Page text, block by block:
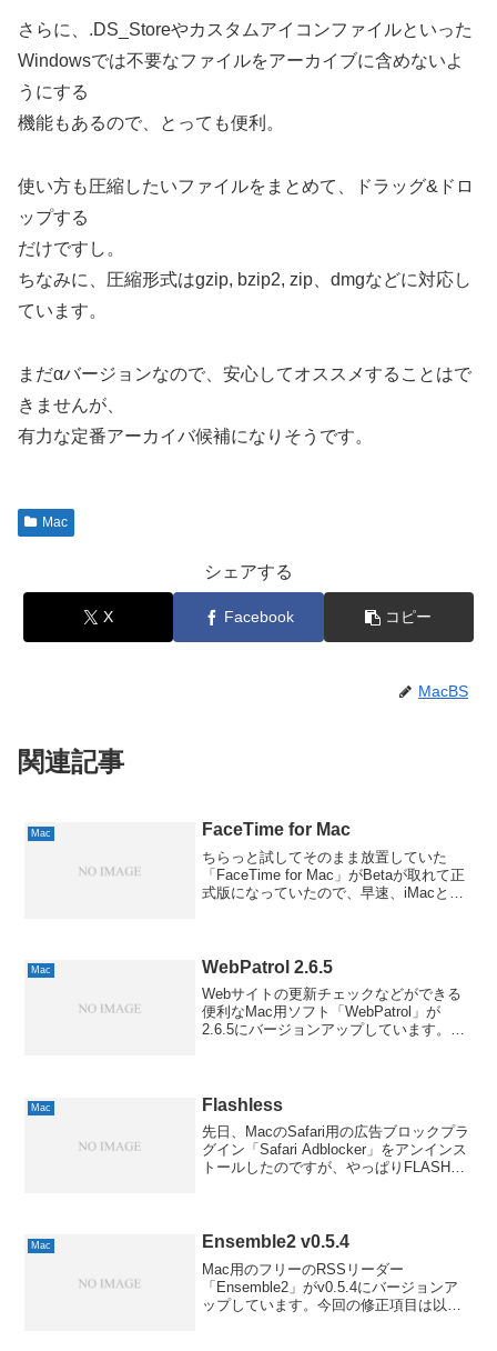
さらに、.DS_Storeやカスタムアイコンファイルといった
Windowsでは不要なファイルをアーカイブに含めないよ
うにする
機能もあるので、とっても便利。
使い方も圧縮したいファイルをまとめて、ドラッグ&ドロ
ップする
だけですし。
ちなみに、圧縮形式はgzip, bzip2, zip、dmgなどに対応し
ています。
まだαバージョンなので、安心してオススメすることはで
きませんが、
有力な定番アーカイバ候補になりそうです。
Mac
シェアする
X Facebook コピー
MacBS
関連記事
Mac FaceTime for Mac
ちらっと試してそのまま放置していた
「FaceTime for Mac」がBetaが取れて正
式版になっていたので、早速、iMacと
Mac WebPatrol 2.6.5
Webサイトの更新チェックなどができる
便利なMac用ソフト「WebPatrol」が
2.6.5にバージョンアップしています。今
ックが便...
Mac Flashless
先日、MacのSafari用の広告ブロックプラ
グイン「Safari Adblocker」をアンインス
トールしたのですが、やっぱりFLASH広
Mac Ensemble2 v0.5.4
Mac用のフリーのRSSリーダー
「Ensemble2」がv0.5.4にバージョンア
ップしています。今回の修正項目は以下